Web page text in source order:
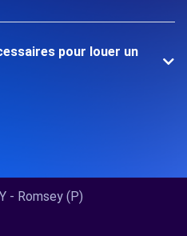
pour louer un
- Romsey (P)